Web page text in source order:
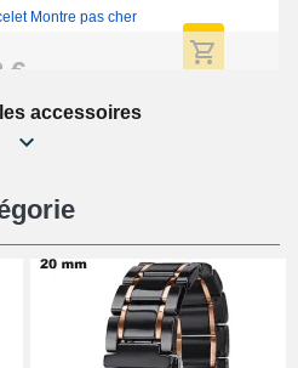
Montre pas cher
€
Montre Débutant
Numérique
accessoires